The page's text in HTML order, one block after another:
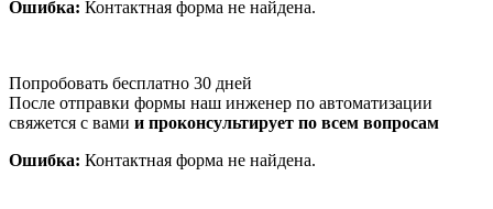
Ошибка: Контактная форма не найдена.
Попробовать бесплатно 30 дней
После отправки формы наш инженер по автоматизации
свяжется с вами и проконсультирует по всем вопросам
Ошибка: Контактная форма не найдена.